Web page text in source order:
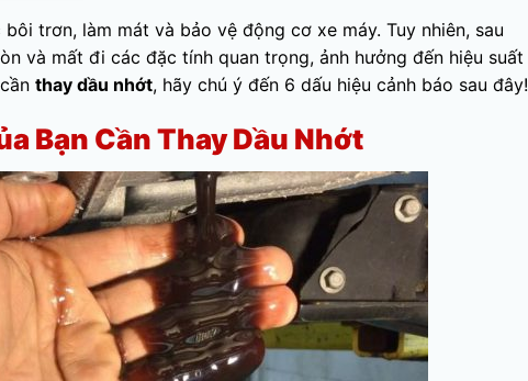
trơn, làm mát và bảo vệ động cơ xe máy. Tuy nhiên, sau
và mất đi các đặc tính quan trọng, ảnh hưởng đến hiệu suất
thay dầu nhớt, hãy chú ý đến 6 dấu hiệu cảnh báo sau đây!
Bạn Cần Thay Dầu Nhớt